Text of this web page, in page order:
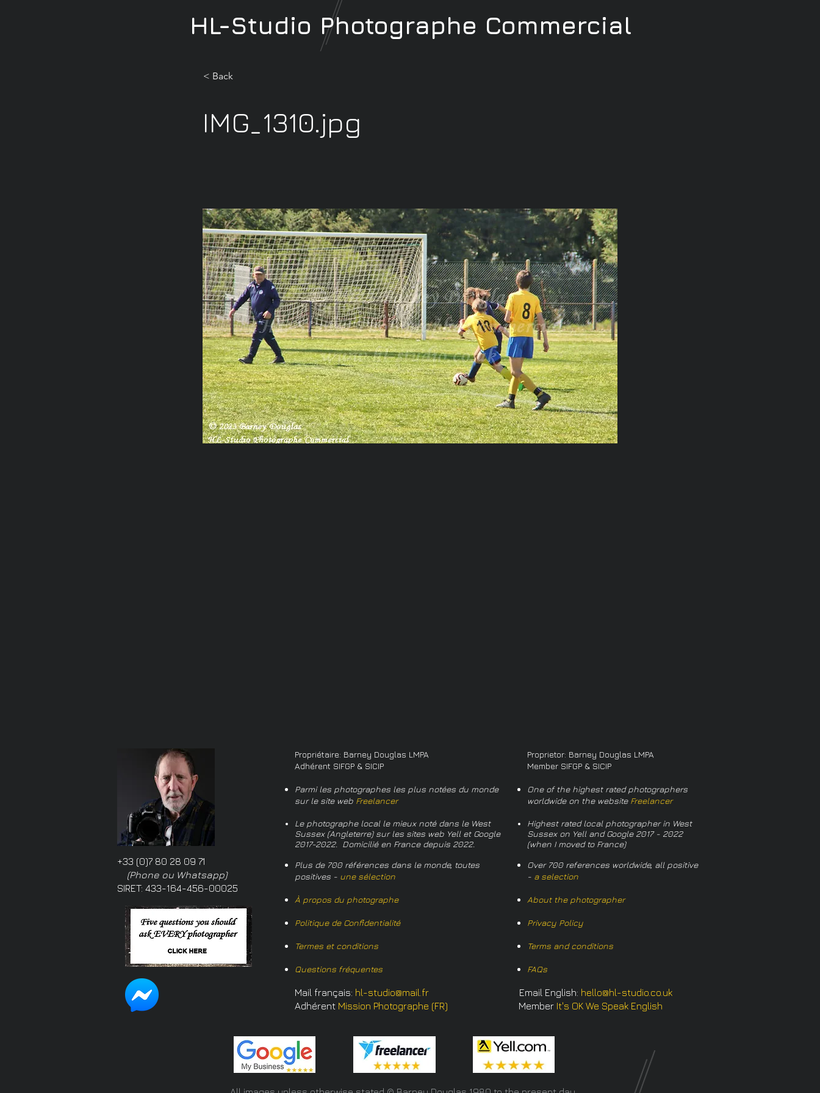
< Back
IMG_1310.jpg
HL-Studio Photographe Commercial
+33 (0)7 80 28 09 71
(Phone ou Whatsapp)
SIRET: 433-164-456-00025
Propriétaire: Barney Douglas LMPA
Adhérent SIFGP & SICIP
Parmi les photographes les plus notées du monde
sur le site web Freelancer
Le photographe local le mieux noté dans le West
Sussex (Angleterre) sur les sites web Yell et Google
2017-2022. Domicilié en France depuis 2022.
Plus de 700 références dans le monde, toutes
positives - une sélection
À propos du photographe
Politique de Confidentialité
Termes et conditions
Questions fréquentes
Proprietor: Barney Douglas LMPA
Member SIFGP & SICIP
One of the highest rated photographers
worldwide on the website Freelancer
Highest rated local photographer in West
Sussex on Yell and Google 2017 - 2022
(when I moved to France)
Over 700 references worldwide, all positive
- a selection
About the photographer
Privacy Policy
Terms and conditions
FAQs
Mail français: hl-studio@mail.fr Email English: hello@hl-studio.co.uk
Adhérent Mission Photographe (FR) Member It's OK We Speak English